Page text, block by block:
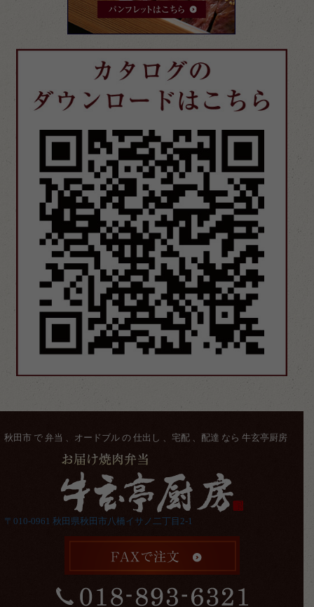
秋田市 で 弁当 、オードブル の 仕出し 、宅配 、配達 なら 牛玄亭厨房
〒010-0961 秋田県秋田市八橋イサノ二丁目2-1